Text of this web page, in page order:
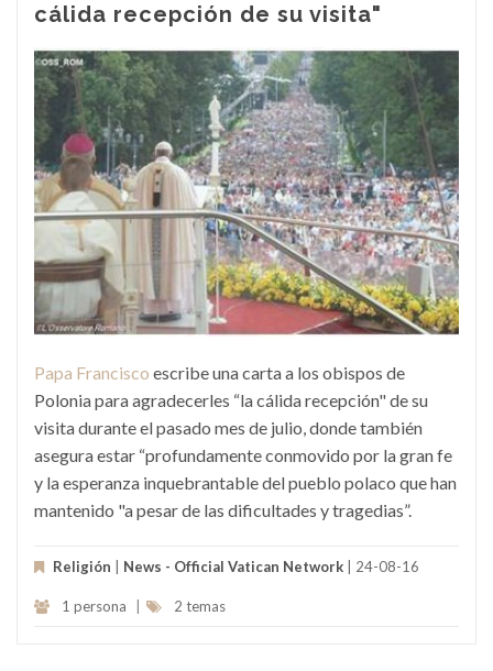
cálida recepción de su visita"
Papa Francisco escribe una carta a los obispos de
Polonia para agradecerles “la cálida recepción" de su
visita durante el pasado mes de julio, donde también
asegura estar “profundamente conmovido por la gran fe
y la esperanza inquebrantable del pueblo polaco que han
mantenido "a pesar de las dificultades y tragedias”.
Religión News - Official Vatican Network | 24-08-16
1 persona 2 temas